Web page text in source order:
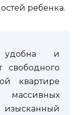
ребенка.
удобна и
свободного
квартире